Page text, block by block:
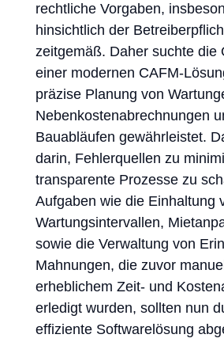
rechtliche Vorgaben,
hinsichtlich der
zeitgemäß. Daher suchte die
einer modernen CAFM-
präzise Planung von
Nebenkostenabrechnungen
Bauabläufen gewährleistet.
darin, Fehlerquellen zu
transparente Prozesse zu
Aufgaben wie die Einhaltung
Wartungsintervallen,
sowie die Verwaltung von
Mahnungen, die zuvor
erheblichem Zeit- und
erledigt wurden, sollten nun
effiziente Softwarelösung